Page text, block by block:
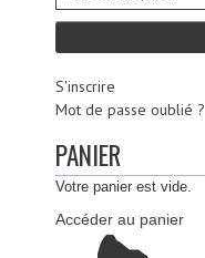
S'inscrire
Mot de passe oublié ?
PANIER
Votre panier est vide.
Accéder au panier